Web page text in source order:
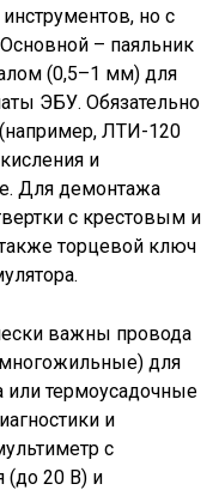
но с
– паяльник
(0,5–1 мм) для
ЭБУ. Обязательно
ЛТИ-120
и
Для демонтажа
с крестовым и
торцевой ключ
важны провода
для
или термоусадочные
и
с
(до 20 В) и